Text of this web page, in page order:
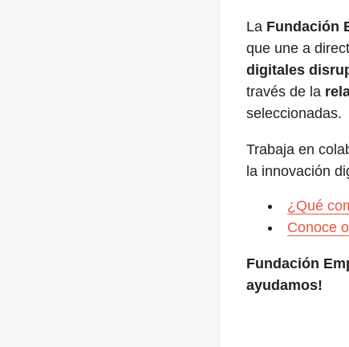
La Fundación
que une a
digitales
través de la
seleccionadas.
Trabaja en
la innovación
¿Qué
Conoce
Fundación
ayudamos!